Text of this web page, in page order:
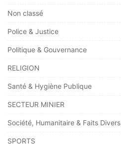
Non classé
Police & Justice
Politique & Gouvernance
RELIGION
Santé & Hygiène Publique
SECTEUR MINIER
Société, Humanitaire & Faits Divers
SPORTS